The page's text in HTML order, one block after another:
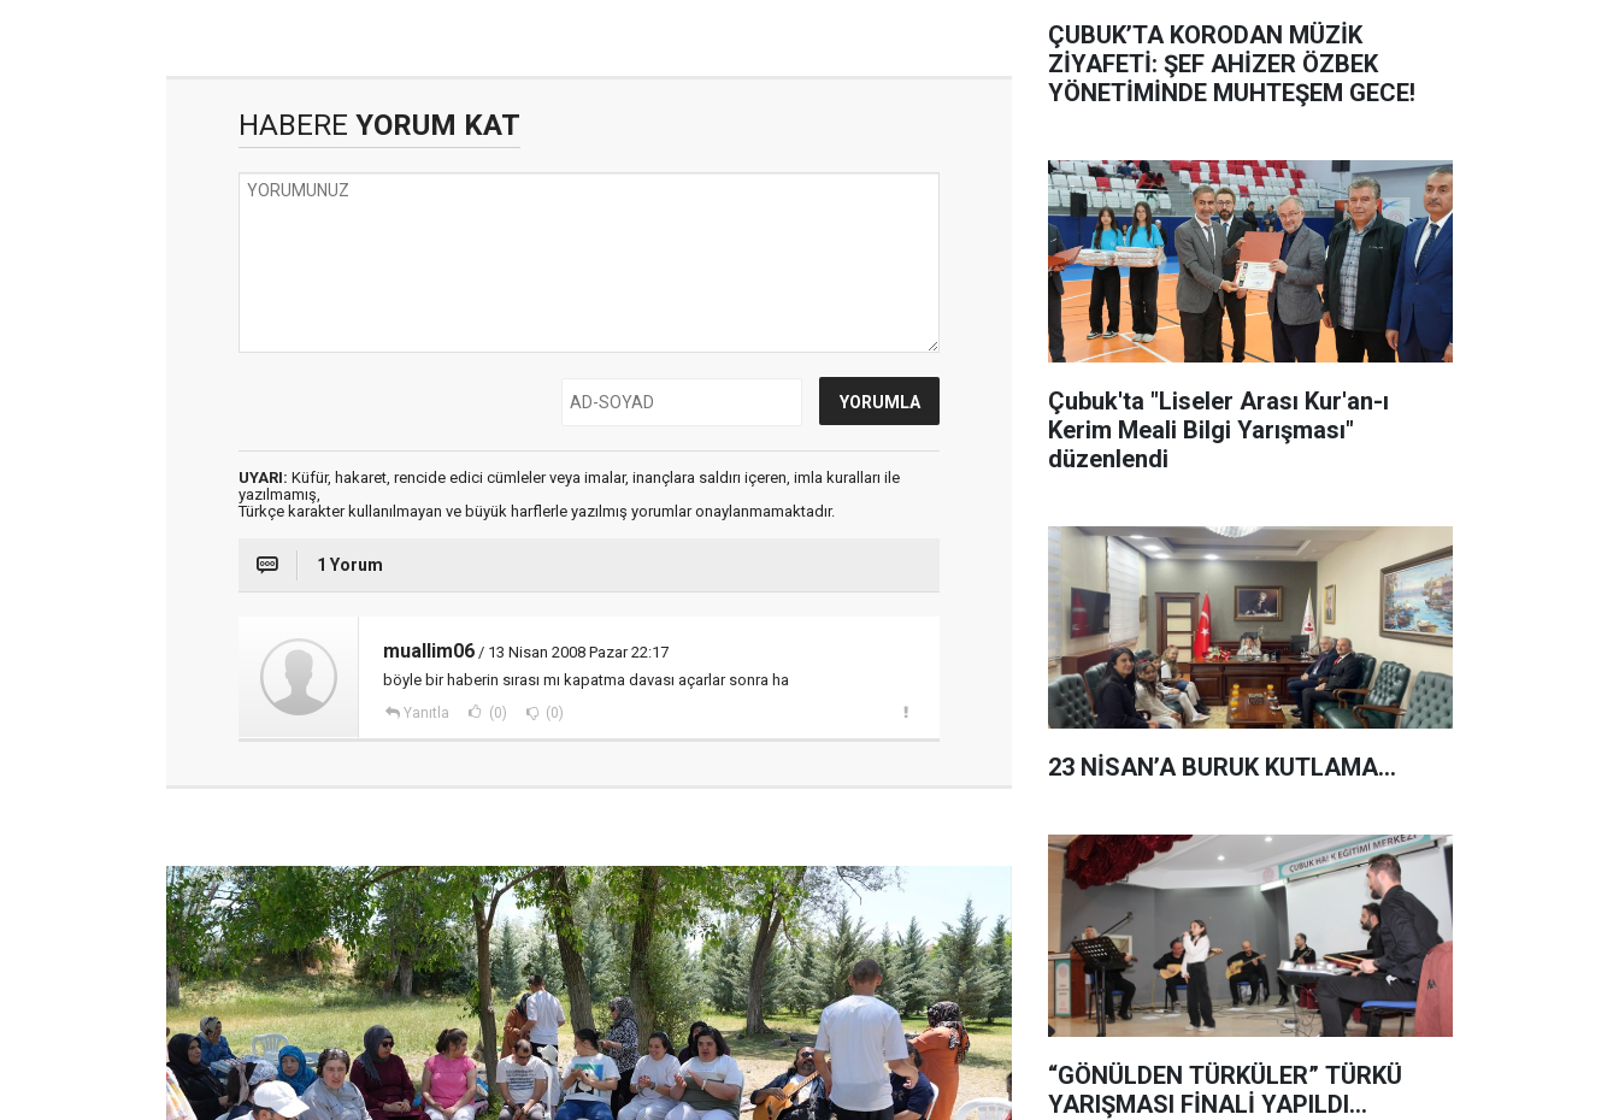
HABERE YORUM KAT
UYARI: Küfür, hakaret, rencide edici cümleler veya imalar, inançlara saldırı içeren, imla kuralları ile
yazılmamış,
Türkçe karakter kullanılmayan ve büyük harflerle yazılmış yorumlar onaylanmamaktadır.
1 Yorum
muallim06 / 13 Nisan 2008 Pazar 22:17
böyle bir haberin sırası mı kapatma davası açarlar sonra ha
Yanıtla (0) (0)
ÇUBUK’TA KORODAN MÜZİK
ZİYAFETİ: ŞEF AHİZER ÖZBEK
YÖNETİMİNDE MUHTEŞEM GECE!
Çubuk'ta "Liseler Arası Kur'an-ı
Kerim Meali Bilgi Yarışması"
düzenlendi
23 NİSAN’A BURUK KUTLAMA...
“GÖNÜLDEN TÜRKÜLER” TÜRKÜ
YARIŞMASI FİNALİ YAPILDI…